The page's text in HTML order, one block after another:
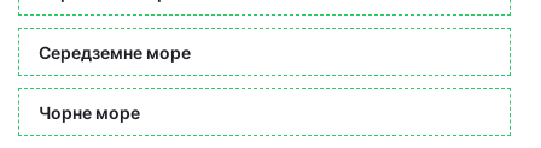
Середземне море
Чорне море